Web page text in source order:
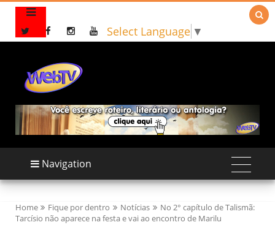
Select Language ▼

Navigation
Home Fique por dentro Notícias
No 2° capítulo de Talismã:
Tarcísio não aparece na festa e vai ao encontro de Marilu